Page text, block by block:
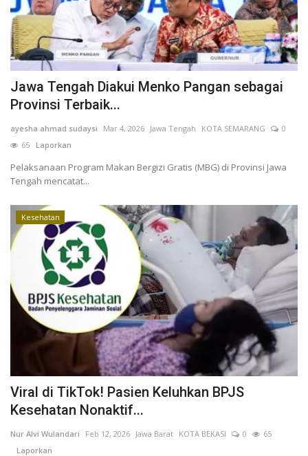
Kesehatan
Layanan Publik
Perempuan/Anak
Jawa Tengah Diakui Menko Pangan sebagai
Provinsi Terbaik...
ayesha ahmad sudaysi Mar 4, 2026 Jawa Tengah KOTA SEMARANG
0
65 Laporkan
Pelaksanaan Program Makan Bergizi Gratis (MBG) di Provinsi Jawa
Tengah mencatat...
Kesehatan
Viral di TikTok! Pasien Keluhkan BPJS
Kesehatan Nonaktif...
Nur Alvi Wulandari Feb 12, 2026 Jawa Barat KOTA BEKASI 0
65
Laporkan